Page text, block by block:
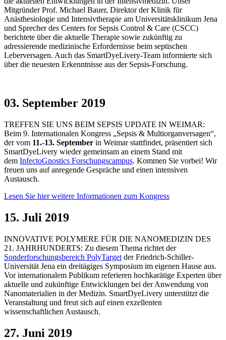
Mitgründer Prof. Michael Bauer, Direktor der Klinik für
Anästhesiologie und Intensivtherapie am Universitätsklinikum Jena
und Sprecher des Centers for Sepsis Control & Care (CSCC)
berichtete über die aktuelle Therapie sowie zukünftig zu
adressierende medizinische Erfordernisse beim septischen
Leberversagen. Auch das SmartDyeLivery-Team informierte sich
über die neuesten Erkenntnisse aus der Sepsis-Forschung.
03. September 2019
TREFFEN SIE UNS BEIM SEPSIS UPDATE IN WEIMAR:
Beim 9. Internationalen Kongress „Sepsis & Multiorganversagen“,
der vom 11.-13. September in Weimar stattfindet, präsentiert sich
SmartDyeLivery wieder gemeinsam an einem Stand mit
dem InfectoGnostics Forschungscampus. Kommen Sie vorbei! Wir
freuen uns auf anregende Gespräche und einen intensiven
Austausch.
Lesen Sie hier weitere Informationen zum Kongress
15. Juli 2019
INNOVATIVE POLYMERE FÜR DIE NANOMEDIZIN DES
21. JAHRHUNDERTS: Zu diesem Thema richtet der
Sonderforschungsbereich PolyTarget der Friedrich-Schiller-
Universität Jena ein dreitägiges Symposium im eigenen Hause aus.
Vor internationalem Publikum referieren hochkarätige Experten über
aktuelle und zukünftige Entwicklungen bei der Anwendung von
Nanomaterialien in der Medizin. SmartDyeLivery unterstützt die
Veranstaltung und freut sich auf einen exzellenten
wissenschaftlichen Austausch.
27. Juni 2019